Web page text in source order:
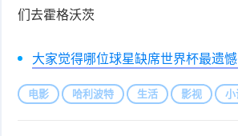
们去霍格沃茨
大家觉得哪位球星缺席世界杯最遗
电影 哈利波特 生活 影视 小